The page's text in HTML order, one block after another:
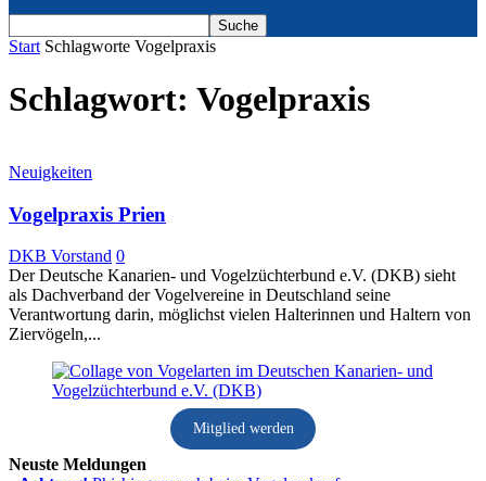
Start Schlagworte Vogelpraxis
Schlagwort: Vogelpraxis
Neuigkeiten
Vogelpraxis Prien
DKB Vorstand 0
Der Deutsche Kanarien- und Vogelzüchterbund e.V. (DKB) sieht
als Dachverband der Vogelvereine in Deutschland seine
Verantwortung darin, möglichst vielen Halterinnen und Haltern von
Ziervögeln,...
Mitglied werden
Neuste Meldungen